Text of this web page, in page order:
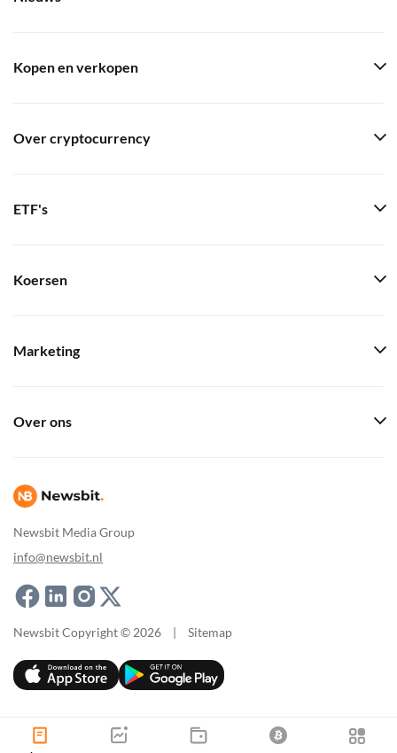
Newsbit Media Group
info@newsbit.nl
Kopen en verkopen
Over cryptocurrency
ETF's
Koersen
Marketing
Over ons
Newsbit Copyright © 2026 | Sitemap